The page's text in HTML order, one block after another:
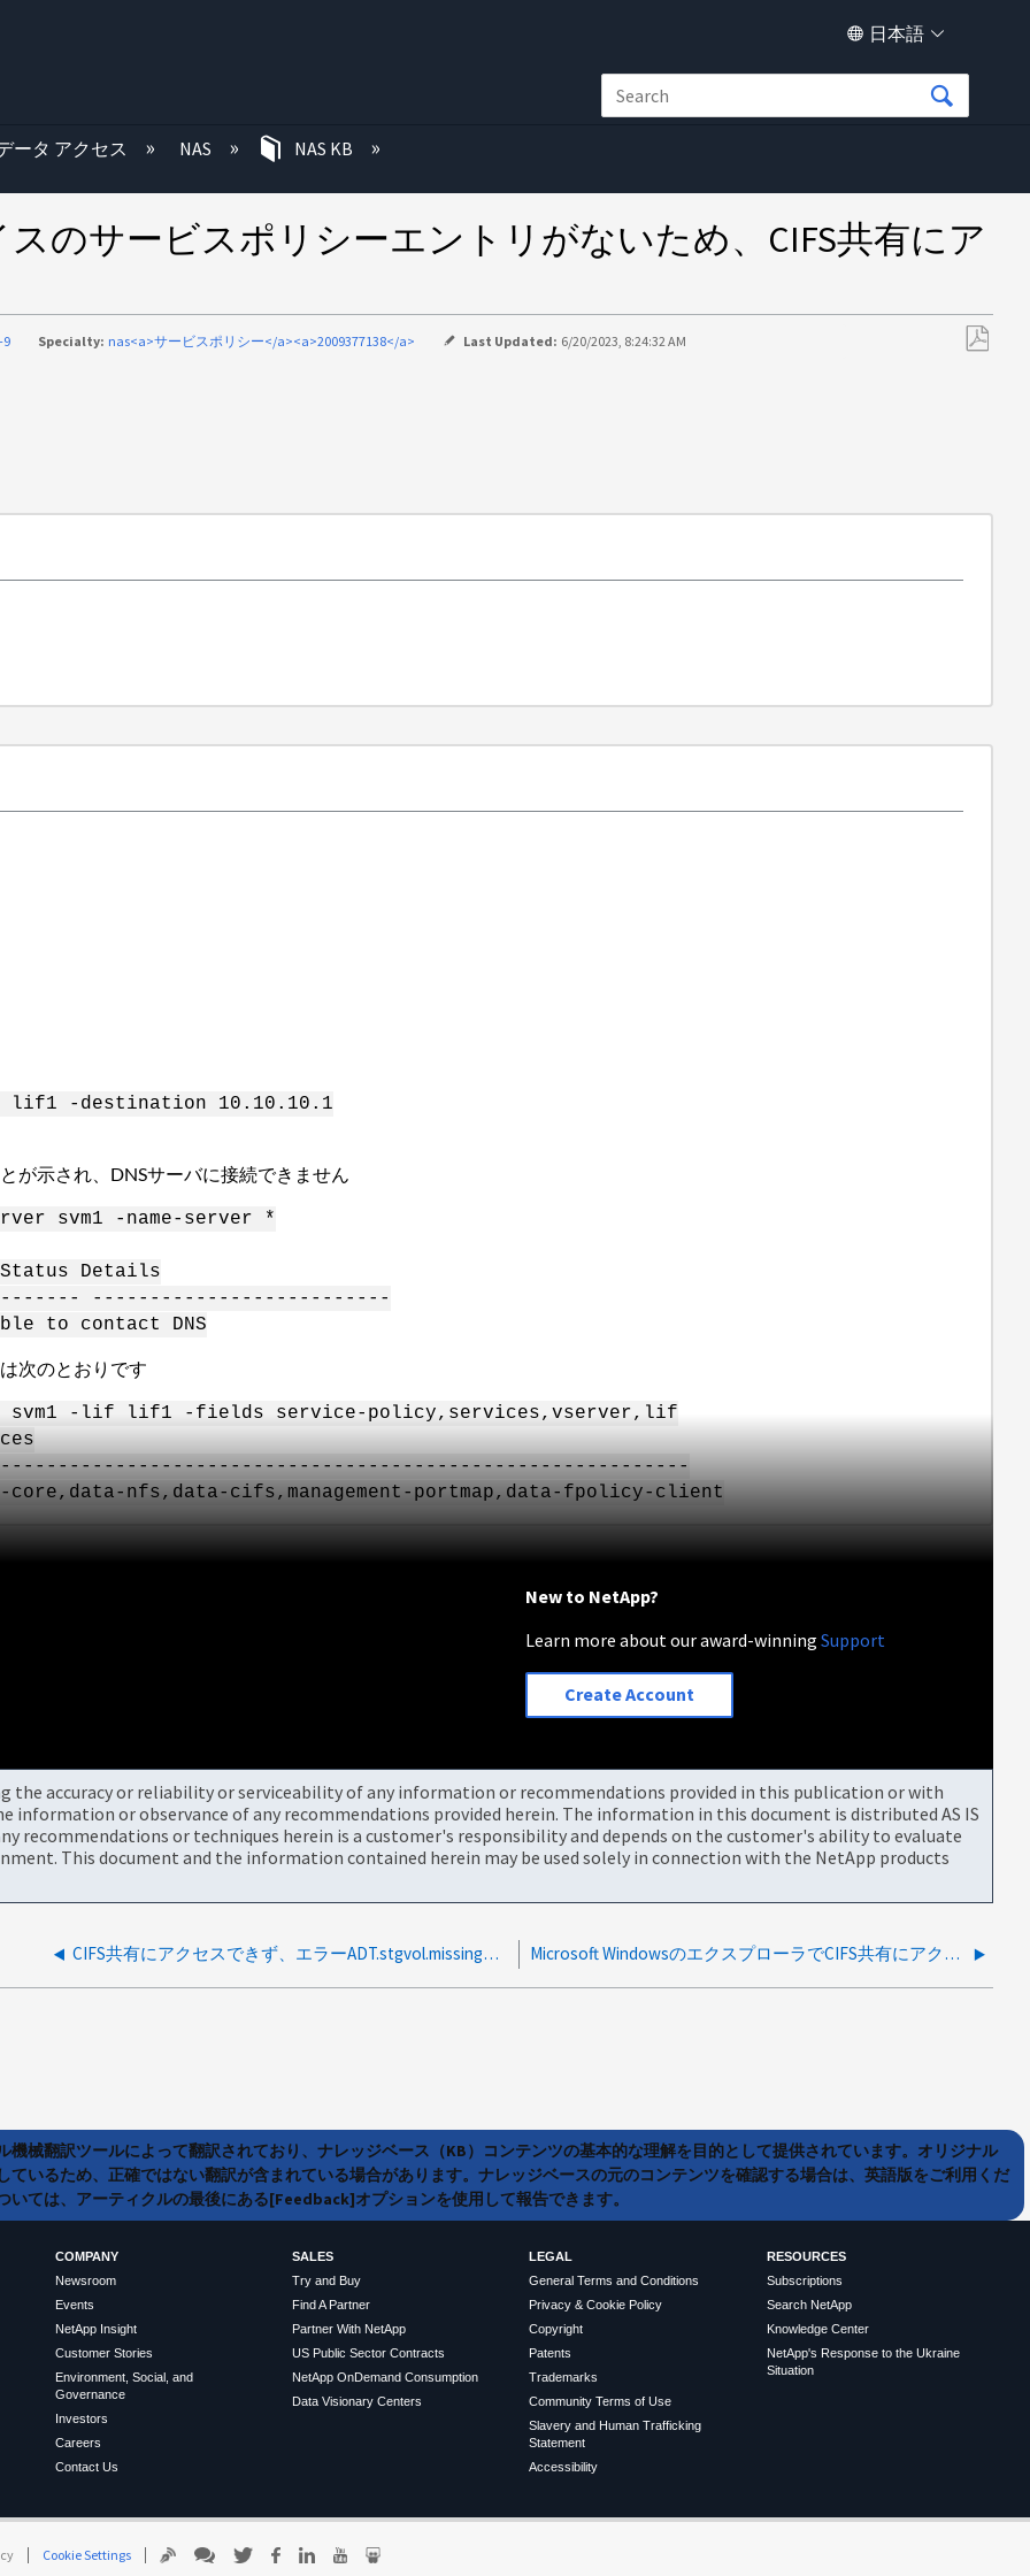
日本語
ータ アクセス NAS NAS KB
のサービスポリシーエントリがないため、CIFS共有にア
9 Specialty: nas<a>サービスポリシー</a><a>2009377138</a> Last Updated: 6/20/2023, 8:24:32 AM
lif1 -destination 10.10.10.1
が示され、DNSサーバに接続できません
svm1 -name-server *
Details
--------------------------
to contact DNS
次のとおりです
svm1 -lif lif1 -fields service-policy,services,vserver,lif
nfs,data-cifs,management-portmap,data-fpolicy-client
New to NetApp?
Learn more about our award-winningSupport
Create Account
the accuracy or reliability or serviceability of any information or recommendations provided in this publication or with
information or observance of any recommendations provided herein. The information in this document is distributed AS IS
or techniques herein is a customer's responsibility and depends on the customer's ability to evaluate
This document and the information contained herein may be used solely in connection with the NetApp products
CIFS共有にアクセスできず、エラーADT.stgvol.missingが発生しました Microsoft WindowsのエクスプローラでCIFS共有にアクセスできないが、マウントされたドライブは機能する
機械翻訳ツールによって翻訳されており、ナレッジベース（KB）コンテンツの基本的な理解を目的として提供されています。オリジナル
ているため、正確ではない翻訳が含まれている場合があります。ナレッジベースの元のコンテンツを確認する場合は、英語版をご利用くだ
いては、アーティクルの最後にある[Feedback]オプションを使用して報告できます。
COMPANY
Newsroom
Events
NetApp Insight
Customer Stories
Environment, Social, and
Governance
Investors
Careers
Contact Us
SALES
Try and Buy
Find A Partner
Partner With NetApp
US Public Sector Contracts
NetApp OnDemand Consumption
Data Visionary Centers
LEGAL
General Terms and Conditions
Privacy & Cookie Policy
Copyright
Patents
Trademarks
Community Terms of Use
Slavery and Human Trafficking
Statement
Accessibility
RESOURCES
Subscriptions
Search NetApp
Knowledge Center
NetApp's Response to the Ukraine
Situation
Cookie Settings